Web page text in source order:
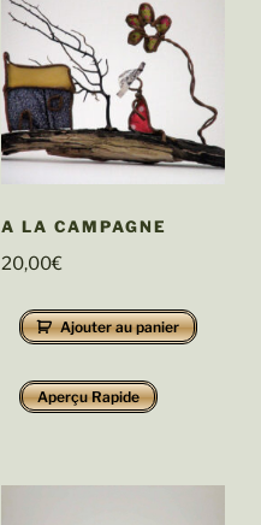
A LA CAMPAGNE
20,00€
Ajouter au panier
Aperçu Rapide